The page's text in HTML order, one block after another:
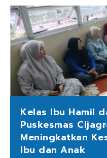
Kelas Ibu Hamil
Puskesmas
Meningkatkan
Ibu dan Anak